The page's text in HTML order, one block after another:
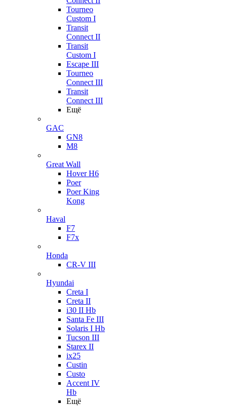
Tourneo
Custom I
Transit
Connect II
Transit
Custom I
Escape III
Tourneo
Connect III
Transit
Connect III
Ещё
GAC
GN8
M8
Great Wall
Hover H6
Poer
Poer King
Kong
Haval
F7
F7x
Honda
CR-V III
Hyundai
Creta I
Creta II
i30 II Hb
Santa Fe III
Solaris I Hb
Tucson III
Starex II
ix25
Custin
Custo
Accent IV
Hb
Ещё